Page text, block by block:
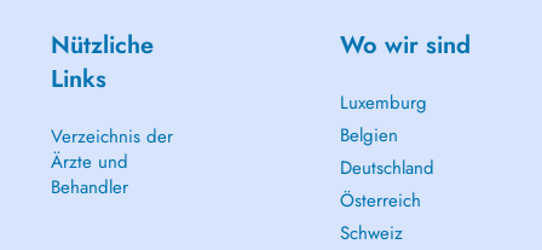
Nützliche
Links
Verzeichnis der
Ärzte und
Behandler
Wo wir sind
Luxemburg
Belgien
Deutschland
Österreich
Schweiz